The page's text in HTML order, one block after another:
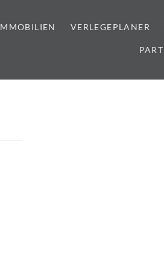
VERLEGEPLANER